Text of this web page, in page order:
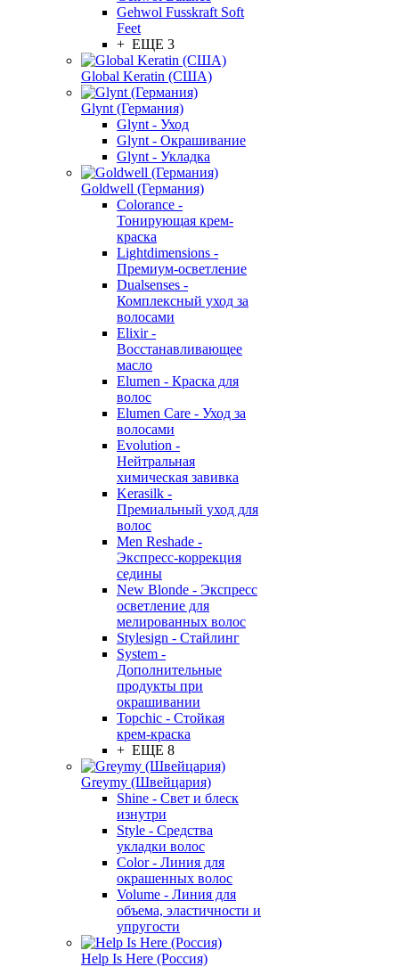
Gehwol Fusskraft Soft
Feet
+ ЕЩЕ 3
Global Keratin (США)
Glynt (Германия)
Glynt - Уход
Glynt - Окрашивание
Glynt - Укладка
Goldwell (Германия)
Colorance -
Тонирующая крем-
краска
Lightdimensions -
Премиум-осветление
Dualsenses -
Комплексный уход за
волосами
Elixir -
Восстанавливающее
масло
Elumen - Краска для
волос
Elumen Care - Уход за
волосами
Evolution -
Нейтральная
химическая завивка
Kerasilk -
Премиальный уход для
волос
Men Reshade -
Экспресс-коррекция
седины
New Blonde - Экспресс
осветление для
мелированных волос
Stylesign - Стайлинг
System -
Дополнительные
продукты при
окрашивании
Topchic - Стойкая
крем-краска
+ ЕЩЕ 8
Greymy (Швейцария)
Shine - Свет и блеск
изнутри
Style - Средства
укладки волос
Color - Линия для
окрашенных волос
Volume - Линия для
объема, эластичности и
упругости
Help Is Here (Россия)